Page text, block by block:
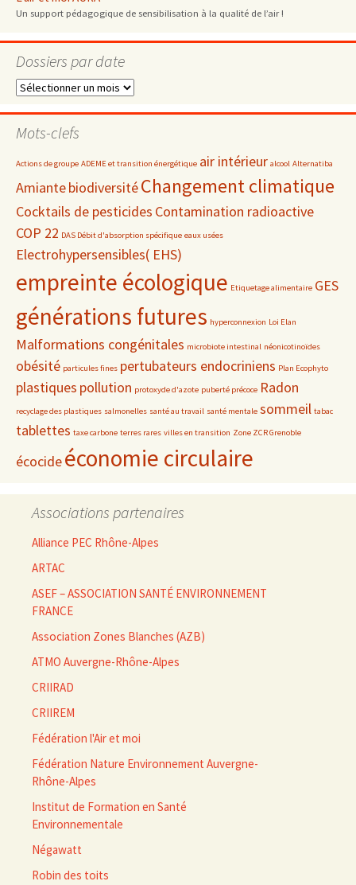
Un support pédagogique de sensibilisation à la qualité de l’air !
Dossiers par date
Dossiers
date
Mots-clefs
Actions de groupe ADEME et transition énergétique air intérieur alcool Alternatiba
AmiantebiodiversitéChangement climatique
Cocktails de pesticides Contamination radioactive
COP 22 DAS Débit d'absorption spécifique eaux usées
Electrohypersensibles( EHS)
empreinte écologique Etiquetage alimentaire GES
générations futures hyperconnexion Loi Elan
Malformations congénitales microbiote intestinal néonicotinoïdes
obésité particules fines pertubateurs endocriniens Plan Ecophyto
plastiques pollution protoxyde d'azote puberté précoce Radon
recyclage des plastiques salmonelles santé au travail santé mentale sommeil tabac
tablettes taxe carbone terres rares villes en transition Zone ZCR Grenoble
écocideéconomie circulaire
Associations partenaires
Alliance PEC Rhône-Alpes
ARTAC
ASEF – ASSOCIATION SANTÉ ENVIRONNEMENT
FRANCE
Association Zones Blanches (AZB)
ATMO Auvergne-Rhône-Alpes
CRIIRAD
CRIIREM
Fédération l'Air et moi
Fédération Nature Environnement Auvergne-
Rhône-Alpes
Institut de Formation en Santé
Environnementale
Négawatt
Robin des toits